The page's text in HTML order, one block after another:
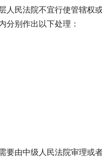
人民法院不宜行使管辖权
分别作出以下处理：
要由中级人民法院审理或